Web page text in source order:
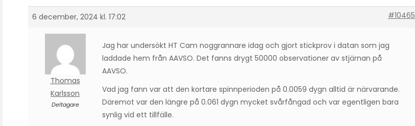
6 december, 2024 kl. 17:02 #10465
Thomas
Karlsson
Deltagare
Jag har undersökt HT Cam noggrannare idag och gjort stickprov i datan som jag
laddade hem från AAVSO. Det fanns drygt 50000 observationer av stjärnan på
AAVSO.
Vad jag fann var att den kortare spinnperioden på 0.0059 dygn alltid är närvarande.
Däremot var den längre på 0.061 dygn mycket svårfångad och var egentligen bara
synlig vid ett tillfälle.